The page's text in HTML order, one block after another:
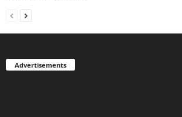
Advertisements